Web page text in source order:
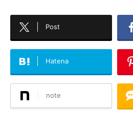
Post
Hatena
note